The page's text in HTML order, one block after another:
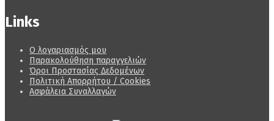
Links
Ο λογαριασμός μου
Παρακολούθηση παραγγελιών
Όροι Προστασίας Δεδομένων
Πολιτική Απορρήτου / Cookies
Ασφάλεια Συναλλαγών